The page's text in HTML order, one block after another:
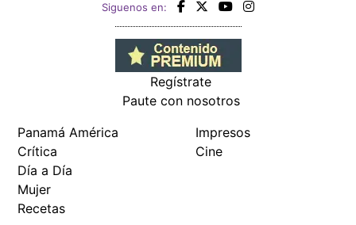
Siguenos en:
Regístrate
Paute con nosotros
Panamá América
Crítica
Día a Día
Mujer
Recetas
Impresos
Cine